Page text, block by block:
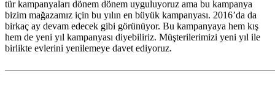
tür kampanyaları dönem dönem uyguluyoruz ama bu kampanya
bizim mağazamız için bu yılın en büyük kampanyası. 2016’da da
birkaç ay devam edecek gibi görünüyor. Bu kampanyaya hem kış
hem de yeni yıl kampanyası diyebiliriz. Müşterilerimizi yeni yıl ile
birlikte evlerini yenilemeye davet ediyoruz.